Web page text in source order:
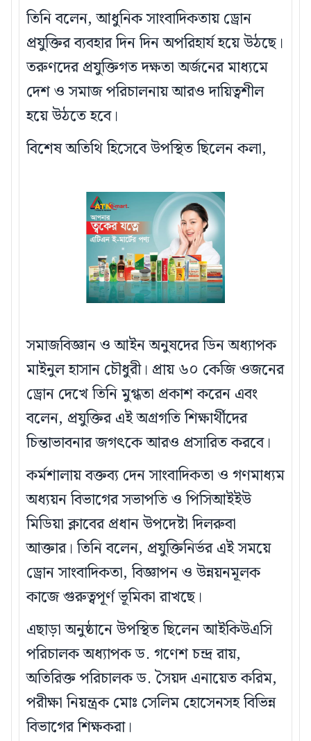
তিনি বলেন, আধুনিক সাংবাদিকতায় ড্রোন
প্রযুক্তির ব্যবহার দিন দিন অপরিহার্য হয়ে উঠছে।
তরুণদের প্রযুক্তিগত দক্ষতা অর্জনের মাধ্যমে
দেশ ও সমাজ পরিচালনায় আরও দায়িত্বশীল
হয়ে উঠতে হবে।
বিশেষ অতিথি হিসেবে উপস্থিত ছিলেন কলা,
সমাজবিজ্ঞান ও আইন অনুষদের ডিন অধ্যাপক
মাইনুল হাসান চৌধুরী। প্রায় ৬০ কেজি ওজনের
ড্রোন দেখে তিনি মুগ্ধতা প্রকাশ করেন এবং
বলেন, প্রযুক্তির এই অগ্রগতি শিক্ষার্থীদের
চিন্তাভাবনার জগৎকে আরও প্রসারিত করবে।
কর্মশালায় বক্তব্য দেন সাংবাদিকতা ও গণমাধ্যম
অধ্যয়ন বিভাগের সভাপতি ও পিসিআইইউ
মিডিয়া ক্লাবের প্রধান উপদেষ্টা দিলরুবা
আক্তার। তিনি বলেন, প্রযুক্তিনির্ভর এই সময়ে
ড্রোন সাংবাদিকতা, বিজ্ঞাপন ও উন্নয়নমূলক
কাজে গুরুত্বপূর্ণ ভূমিকা রাখছে।
এছাড়া অনুষ্ঠানে উপস্থিত ছিলেন আইকিউএসি
পরিচালক অধ্যাপক ড. গণেশ চন্দ্র রায়,
অতিরিক্ত পরিচালক ড. সৈয়দ এনায়েত করিম,
পরীক্ষা নিয়ন্ত্রক মোঃ সেলিম হোসেনসহ বিভিন্ন
বিভাগের শিক্ষকরা।